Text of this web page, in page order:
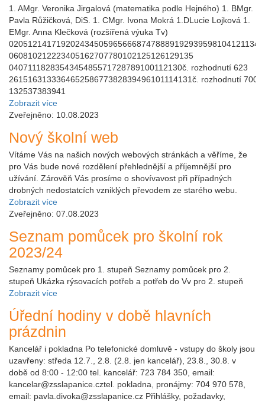
1. AMgr. Veronika Jirgalová (matematika podle Hejného) 1. BMgr.
Pavla Růžičková, DiS. 1. CMgr. Ivona Mokrá 1.DLucie Lojková 1.
EMgr. Anna Klečková (rozšířená výuka Tv)
02051214171920243450596566687478889192939598104121134
060810212223405162707780102125126129135
0407111828354345485571728789100112130č. rozhodnutí 623
261516313336465258677382839496101114131č. rozhodnutí 700
132537383941
Zobrazit více
Zveřejněno: 10.08.2023
Nový školní web
Vítáme Vás na našich nových webových stránkách a věříme, že
pro Vás bude nové rozdělení přehlednější a příjemnější pro
užívání. Zárověň Vás prosíme o shovívavost při případných
drobných nedostatcích vzniklých převodem ze starého webu.
Zobrazit více
Zveřejněno: 07.08.2023
Seznam pomůcek pro školní rok
2023/24
Seznamy pomůcek pro 1. stupeň Seznamy pomůcek pro 2.
stupeň Ukázka rýsovacích potřeb a potřeb do Vv pro 2. stupeň
Zobrazit více
Úřední hodiny v době hlavních
prázdnin
Kancelář i pokladna Po telefonické domluvě - vstupy do školy jsou
uzavřeny: středa 12.7., 2.8. (2.8. jen kancelář), 23.8., 30.8. v
době od 8:00 - 12:00 tel. kancelář: 723 784 350, email:
kancelar@zsslapanice.cztel. pokladna, pronájmy: 704 970 578,
email: pavla.divoka@zsslapanice.cz Přihlášky, požadavky,